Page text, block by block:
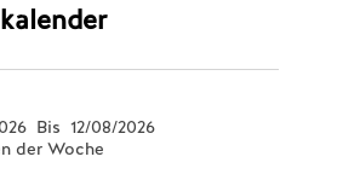
Bis 12/08/2026
der Woche